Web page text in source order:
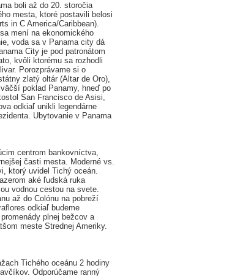
boli až do 20. storočia
mesta, ktoré postavili belosi
in C America/Caribbean).
mení na ekonomického
voda sa v Panama city dá
City je pod patronátom
kvôli ktorému sa rozhodli
Porozprávame si o
zlatý oltár (Altar de Oro),
poklad Panamy, hneď po
San Francisco de Asisi,
odkiaľ unikli legendárne
Ubytovanie v Panama
centrom bankovníctva,
časti mesta. Moderné vs.
ktorý uvidel Tichý oceán.
aké ľudská ruka
vodnou cestou na svete.
až do Colónu na pobreží
odkiaľ budeme
plnej bežcov a
meste Strednej Ameriky.
Tichého oceánu 2 hodiny
Odporúčame ranný